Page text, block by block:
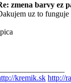
zmena barvy ez
uz to
kremik.sk http://